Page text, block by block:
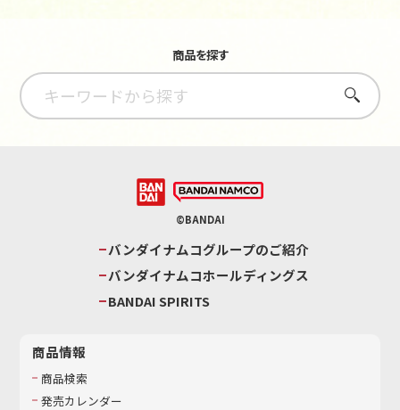
商品を探す
さがす
©BANDAI
バンダイナムコグループのご紹介
バンダイナムコホールディングス
BANDAI SPIRITS
商品情報
商品検索
発売カレンダー